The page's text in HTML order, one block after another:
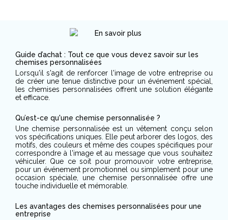
Guide d’achat : Tout ce que vous devez savoir sur les
chemises personnalisées
Lorsqu'il s'agit de renforcer l'image de votre entreprise ou
de créer une tenue distinctive pour un événement spécial,
les chemises personnalisées offrent une solution élégante
et efficace.
Qu’est-ce qu'une chemise personnalisée ?
Une chemise personnalisée est un vêtement conçu selon
vos spécifications uniques. Elle peut arborer des logos, des
motifs, des couleurs et même des coupes spécifiques pour
correspondre à l'image et au message que vous souhaitez
véhiculer. Que ce soit pour promouvoir votre entreprise,
pour un événement promotionnel ou simplement pour une
occasion spéciale, une chemise personnalisée offre une
touche individuelle et mémorable.
Les avantages des chemises personnalisées pour une
entreprise